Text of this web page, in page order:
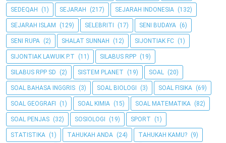
SEDEQAH (1) SEJARAH (217) SEJARAH INDONESIA (132)
SEJARAH ISLAM (129) SELEBRITI (17) SENI BUDAYA (6)
SENI RUPA (2) SHALAT SUNNAH (12) SIJONTIAK FC (1)
SIJONTIAK LAWUIK P.T (11) SILABUS RPP (19)
SILABUS RPP SD (2) SISTEM PLANET (19) SOAL (20)
SOAL BAHASA INGGRIS (3) SOAL BIOLOGI (3) SOAL FISIKA (69)
SOAL GEOGRAFI (1) SOAL KIMIA (15) SOAL MATEMATIKA (82)
SOAL PENJAS (32) SOSIOLOGI (19) SPORT (1)
STATISTIKA (1) TAHUKAH ANDA (24) TAHUKAH KAMU? (9)